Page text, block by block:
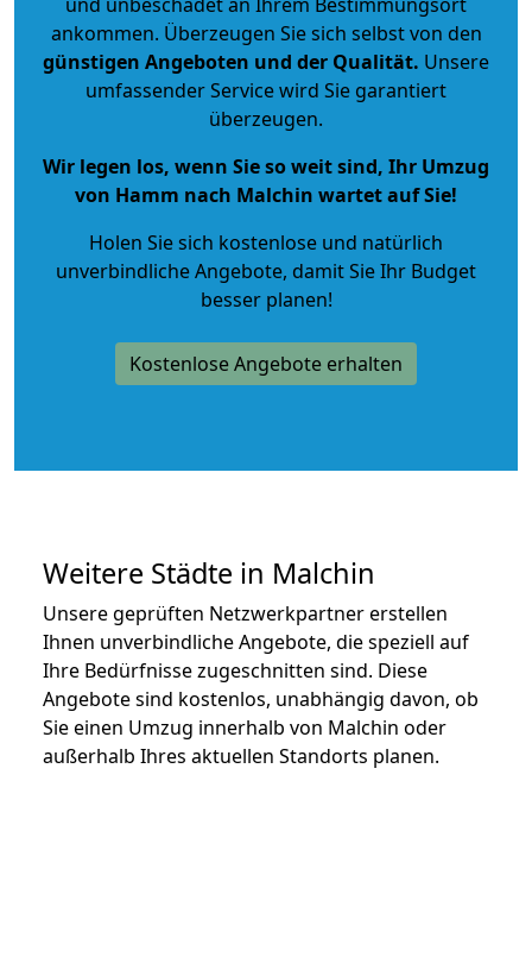
ankommen. Überzeugen Sie sich selbst von den
günstigen Angeboten und der Qualität. Unsere
umfassender Service wird Sie garantiert
überzeugen.
Wir legen los, wenn Sie so weit sind, Ihr Umzug
von Hamm nach Malchin wartet auf Sie!
Holen Sie sich kostenlose und natürlich
unverbindliche Angebote, damit Sie Ihr Budget
besser planen!
Kostenlose Angebote erhalten
Weitere Städte in Malchin
Unsere geprüften Netzwerkpartner erstellen
Ihnen unverbindliche Angebote, die speziell auf
Ihre Bedürfnisse zugeschnitten sind. Diese
Angebote sind kostenlos, unabhängig davon, ob
Sie einen Umzug innerhalb von Malchin oder
außerhalb Ihres aktuellen Standorts planen.